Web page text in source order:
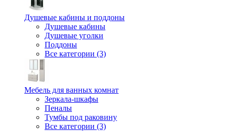
Душевые кабины и поддоны
Душевые кабины
Душевые уголки
Поддоны
Все категории (3)
Мебель для ванных комнат
Зеркала-шкафы
Пеналы
Тумбы под раковину
Все категории (3)